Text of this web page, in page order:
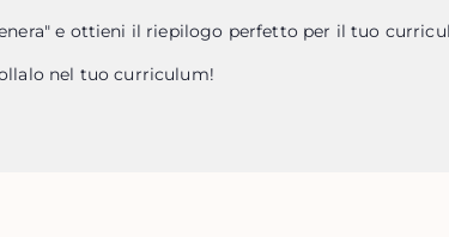
e ottieni il riepilogo perfetto per il tuo
nel tuo curriculum!